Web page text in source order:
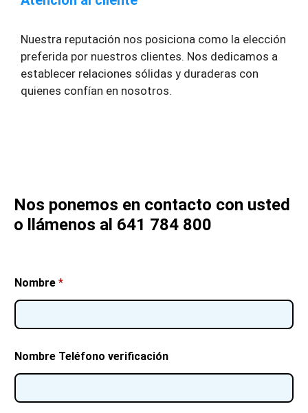
Nuestra reputación nos posiciona como la elección
preferida por nuestros clientes. Nos dedicamos a
establecer relaciones sólidas y duraderas con
quienes confían en nosotros.
Nos ponemos en contacto con usted
o llámenos al 641 784 800
Nombre *
Nombre Teléfono verificación